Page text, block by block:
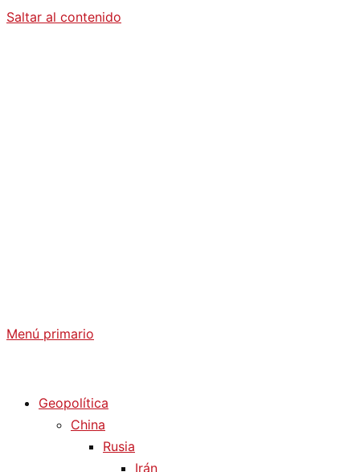
Saltar al contenido
Menú primario
Geopolítica
China
Rusia
Irán